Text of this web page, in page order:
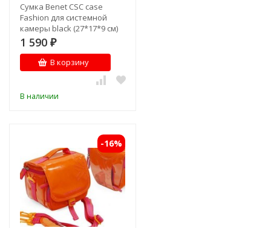
Сумка Benet CSC case
Fashion для системной
камеры black (27*17*9 см)
1 590 ₽
В корзину
В наличии
-16%